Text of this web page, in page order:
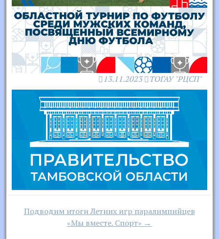
13.11.2023 ТОГАУ "РЦСП"
Навигация
Подводим итоги Летних игр паралимпийцев
«Мы вместе. Спорт» →